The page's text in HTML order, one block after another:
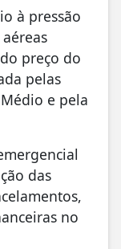
à pressão
preço do
pelas
e pela
das
no